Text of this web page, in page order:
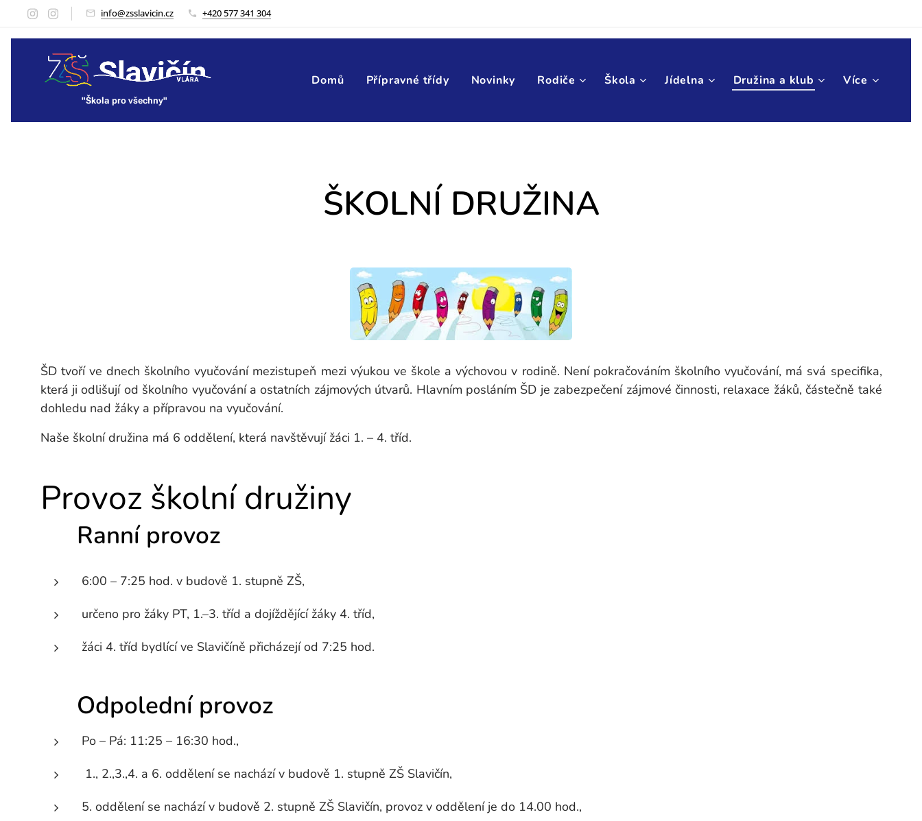
info@zsslavicin.cz +420 577 341 304
"Škola pro všechny"
Domů Přípravné třídy Novinky Rodiče Škola Jídelna Družina a klub Více
ŠKOLNÍ DRUŽINA
ŠD tvoří ve dnech školního vyučování mezistupeň mezi výukou ve škole a výchovou v rodině. Není pokračováním školního vyučování, má svá specifika,
která ji odlišují od školního vyučování a ostatních zájmových útvarů. Hlavním posláním ŠD je zabezpečení zájmové činnosti, relaxace žáků, částečně také
dohledu nad žáky a přípravou na vyučování.
Naše školní družina má 6 oddělení, která navštěvují žáci 1. – 4. tříd.
Provoz školní družiny
🕘 Ranní provoz
6:00 – 7:25 hod. v budově 1. stupně ZŠ,
určeno pro žáky PT, 1.–3. tříd a dojíždějící žáky 4. tříd,
žáci 4. tříd bydlící ve Slavičíně přicházejí od 7:25 hod.
🌞 Odpolední provoz
Po – Pá: 11:25 – 16:30 hod.,
1., 2.,3.,4. a 6. oddělení se nachází v budově 1. stupně ZŠ Slavičín,
5. oddělení se nachází v budově 2. stupně ZŠ Slavičín, provoz v oddělení je do 14.00 hod.,